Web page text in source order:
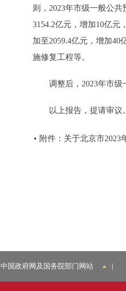
则，2023年市级一般公
3154.2亿元，增加10亿
加至2059.4亿元，增加
施修复工程等。
调整后，2023年市级一
以上报告，提请审议。
附件：关于北京市
中国政府网及国务院部门网站